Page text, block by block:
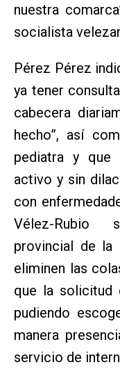
nuestra
socialista
Pérez Pérez
ya tener
cabecera
hecho”, así
pediatra y que
activo y sin
con
Vélez-Rubio
provincial de la
eliminen las
que la solicitud
pudiendo
manera
servicio de